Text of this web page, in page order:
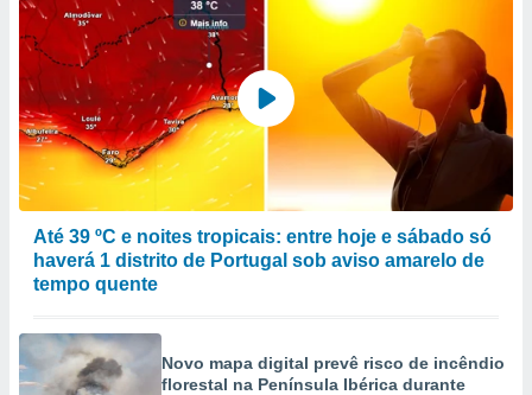
Até 39 ºC e noites tropicais: entre hoje e sábado só
haverá 1 distrito de Portugal sob aviso amarelo de
tempo quente
Novo mapa digital prevê risco de incêndio
florestal na Península Ibérica durante